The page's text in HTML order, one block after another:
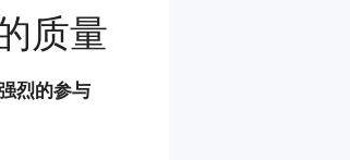
质量
烈的参与